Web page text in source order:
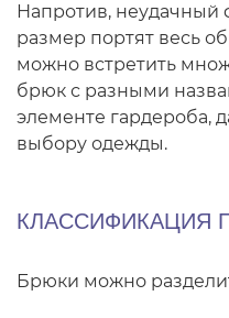
Напротив, неудачный
размер портят весь
можно встретить
брюк с разными
элементе гардероба,
выбору одежды.
КЛАССИФИКАЦИЯ
Брюки можно